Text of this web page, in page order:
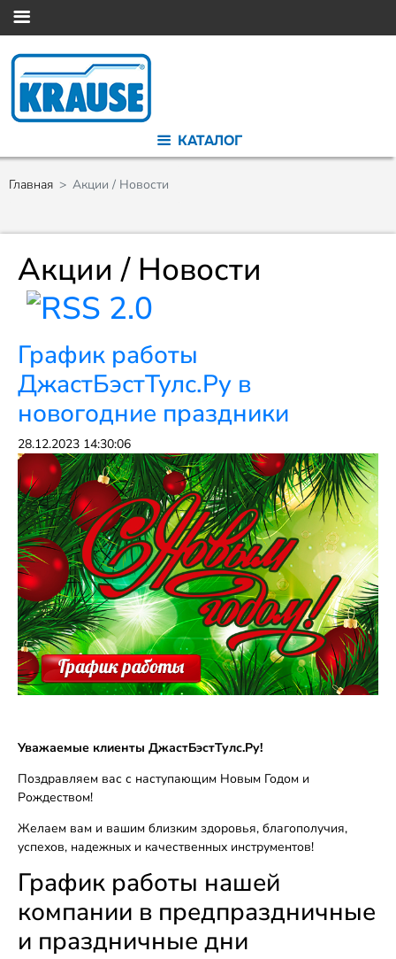
КАТАЛОГ
Главная Акции / Новости
Акции / Новости
График работы
ДжастБэстТулс.Ру в
новогодние праздники
28.12.2023 14:30:06
Уважаемые клиенты ДжастБэстТулс.Ру!
Поздравляем вас с наступающим Новым Годом и
Рождеством!
Желаем вам и вашим близким здоровья, благополучия,
успехов, надежных и качественных инструментов!
График работы нашей
компании в предпраздничные
и праздничные дни